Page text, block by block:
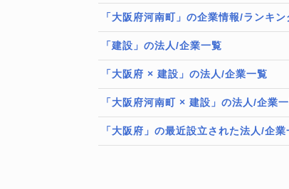
「大阪府河南町」の企業情報/ランキン
「建設」の法人/企業一覧
「大阪府 × 建設」の法人/企業一覧
「大阪府河南町 × 建設」の法人/企業
「大阪府」の最近設立された法人/企業